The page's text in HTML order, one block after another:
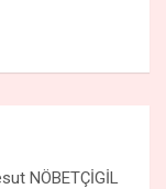
NÖBETÇİGİL